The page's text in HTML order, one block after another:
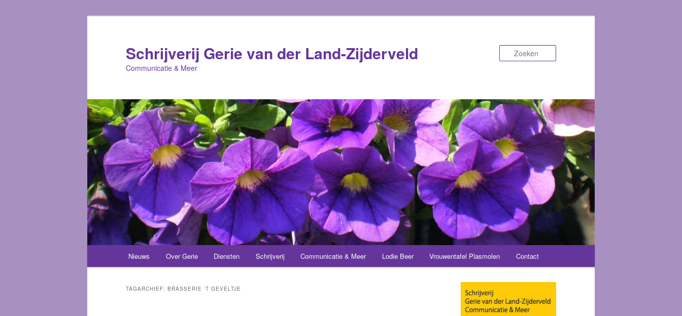
Schrijverij Gerie van der Land-Zijderveld
Communicatie & Meer
Spring
Spring
Nieuws Over Gerie Diensten Schrijverij Communicatie & Meer Lodie Beer Vrouwentafel Plasmolen Contact
TAGARCHIEF: BRASSERIE ‘T GEVELTJE